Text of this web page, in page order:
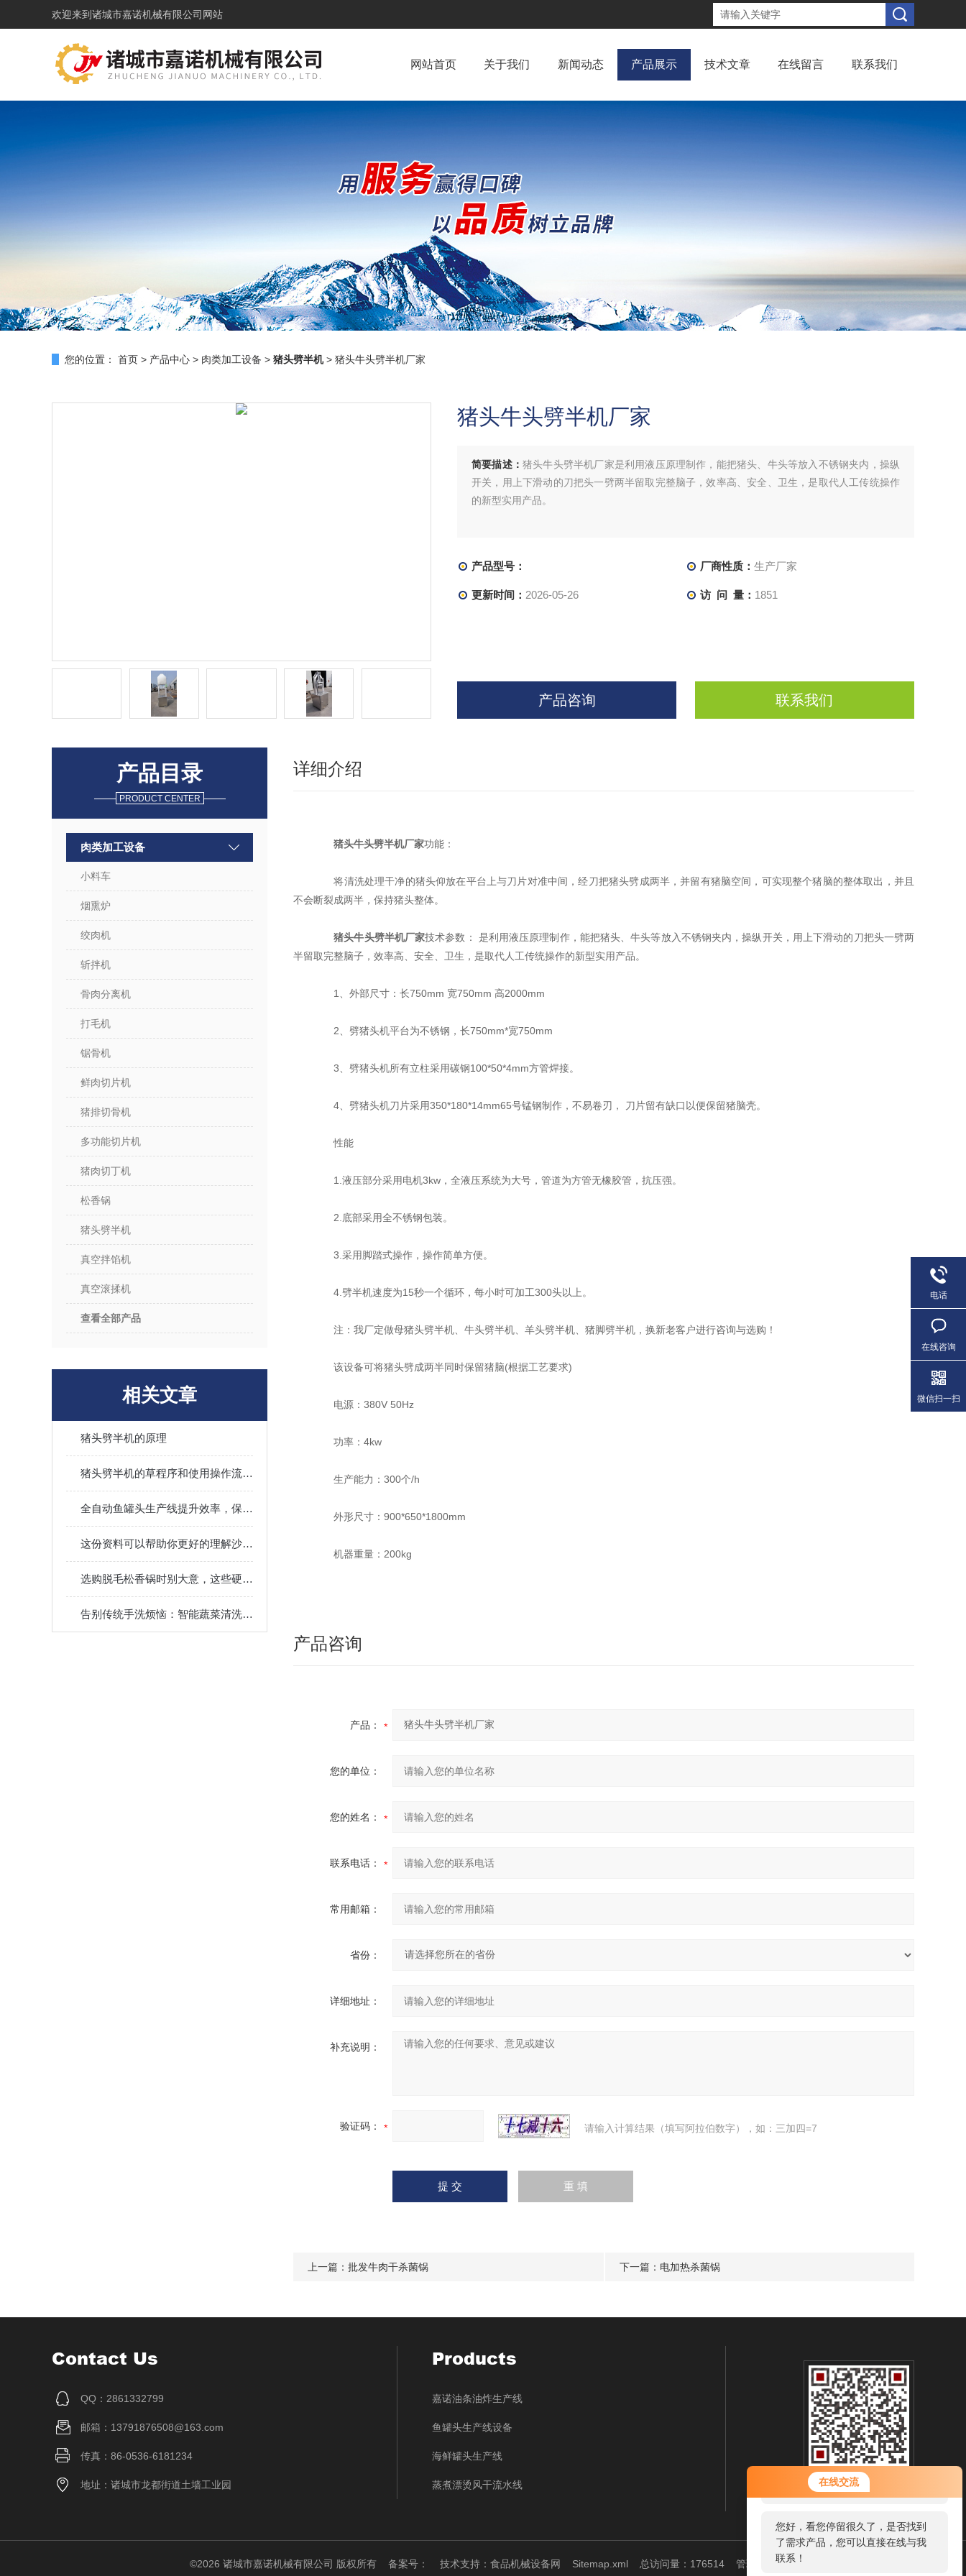
在线交流
您好！欢迎前来咨询，很高兴为您
服务，请问您要咨询什么问题呢？
您好，看您停留很久了，是否找到
了需求产品，您可以直接在线与我
联系！
欢迎来到 诸城市嘉诺机械有限公司网站
网站首页 关于我们 新闻动态 产品展示 技术文章 在线留言 联系我们
您的位置： 首页 > 产品中心 > 肉类加工设备 > 猪头劈半机> 猪头牛头劈半机厂家
猪头牛头劈半机厂家
简要描述： 猪头牛头劈半机厂家是利用液压原理制作，能把猪头、牛头等放入不锈钢夹内，操纵
开关，用上下滑动的刀把头一劈两半留取完整脑子，效率高、安全、卫生，是取代人工传统操作
的新型实用产品。
产品型号： 厂商性质： 生产厂家
更新时间： 2026-05-26 访 问 量： 1851
产品咨询 联系我们
产品目录
PRODUCT CENTER
肉类加工设备
小料车
烟熏炉
绞肉机
斩拌机
骨肉分离机
打毛机
锯骨机
鲜肉切片机
猪排切骨机
多功能切片机
猪肉切丁机
松香锅
猪头劈半机
真空拌馅机
真空滚揉机
查看全部产品
相关文章
猪头劈半机的原理
猪头劈半机的草程序和使用操作流程说明
全自动鱼罐头生产线提升效率，保障品质
这份资料可以帮助你更好的理解沙丁鱼罐头生产线的工艺流程
选购脱毛松香锅时别大意，这些硬件配置一定要具备
告别传统手洗烦恼：智能蔬菜清洗机，一键启动，轻松享受健康生活
详细介绍
猪头牛头劈半机厂家功能：
将清洗处理干净的猪头仰放在平台上与刀片对准中间，经刀把猪头劈成两半，并留有猪脑空间，可实现整个猪脑的整体取出，并且
不会断裂成两半，保持猪头整体。
猪头牛头劈半机厂家技术参数： 是利用液压原理制作，能把猪头、牛头等放入不锈钢夹内，操纵开关，用上下滑动的刀把头一劈两
半留取完整脑子，效率高、安全、卫生，是取代人工传统操作的新型实用产品。
1、外部尺寸：长750mm 宽750mm 高2000mm
2、劈猪头机平台为不锈钢，长750mm*宽750mm
3、劈猪头机所有立柱采用碳钢100*50*4mm方管焊接。
4、劈猪头机刀片采用350*180*14mm65号锰钢制作，不易卷刃， 刀片留有缺口以便保留猪脑壳。
性能
1.液压部分采用电机3kw，全液压系统为大号，管道为方管无橡胶管，抗压强。
2.底部采用全不锈钢包装。
3.采用脚踏式操作，操作简单方便。
4.劈半机速度为15秒一个循环，每小时可加工300头以上。
注：我厂定做母猪头劈半机、牛头劈半机、羊头劈半机、猪脚劈半机，换新老客户进行咨询与选购！
该设备可将猪头劈成两半同时保留猪脑(根据工艺要求)
电源：380V 50Hz
功率：4kw
生产能力：300个/h
外形尺寸：900*650*1800mm
机器重量：200kg
产品咨询
产品：
您的单位：
您的姓名：
联系电话：
常用邮箱：
省份：
详细地址：
补充说明：
验证码： 请输入计算结果（填写阿拉伯数字），如：三加四=7
上一篇： 批发牛肉干杀菌锅 下一篇： 电加热杀菌锅
Contact Us
QQ：2861332799
邮箱：13791876508@163.com
传真：86-0536-6181234
地址：诸城市龙都街道土墙工业园
Products
嘉诺油条油炸生产线
鱼罐头生产线设备
海鲜罐头生产线
蒸煮漂烫风干流水线 扫一扫 微信咨询
©2026 诸城市嘉诺机械有限公司 版权所有 备案号： 技术支持： 食品机械设备网 Sitemap.xml 总访问量：176514 管理登陆
电话
在线咨询
微信扫一扫